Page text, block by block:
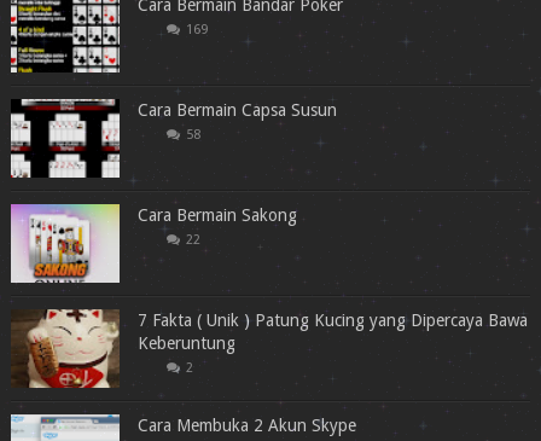
Cara Bermain Bandar Poker
169
Cara Bermain Capsa Susun
58
Cara Bermain Sakong
22
7 Fakta ( Unik ) Patung Kucing yang Dipercaya Bawa
Keberuntung
2
Cara Membuka 2 Akun Skype